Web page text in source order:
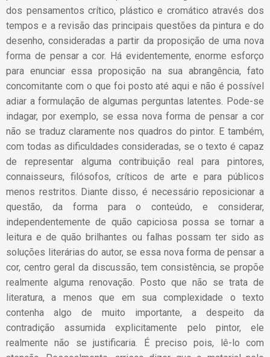
dos pensamentos crítico, plástico e cromático através dos
tempos e a revisão das principais questões da pintura e do
desenho, consideradas a partir da proposição de uma nova
forma de pensar a cor. Há evidentemente, enorme esforço
para enunciar essa proposição na sua abrangência, fato
concomitante com o que foi posto até aqui e não é possível
adiar a formulação de algumas perguntas latentes. Pode-se
indagar, por exemplo, se essa nova forma de pensar a cor
não se traduz claramente nos quadros do pintor. E também,
com todas as dificuldades consideradas, se o texto é capaz
de representar alguma contribuição real para pintores,
connaisseurs, filósofos, críticos de arte e para públicos
menos restritos. Diante disso, é necessário reposicionar a
questão, da forma para o conteúdo, e considerar,
independentemente de quão capiciosa possa se tornar a
leitura e de quão brilhantes ou falhas possam ter sido as
soluções literárias do autor, se essa nova forma de pensar a
cor, centro geral da discussão, tem consistência, se propõe
realmente alguma renovação. Posto que não se trata de
literatura, a menos que em sua complexidade o texto
contenha algo de muito importante, a despeito da
contradição assumida explicitamente pelo pintor, ele
realmente não se justificaria. É preciso pois, lê-lo com